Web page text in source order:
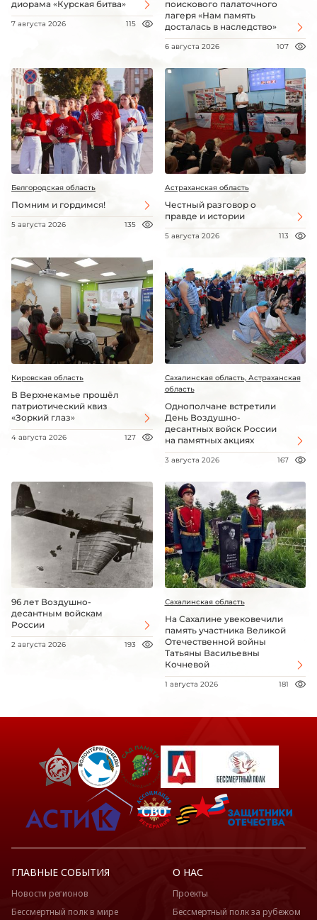
диорама «Курская битва»
7 августа 2026 115
поискового палаточного
лагеря «Нам память
досталась в наследство»
6 августа 2026 107
Белгородская область
Помним и гордимся!
5 августа 2026 135
Астраханская область
Честный разговор о
правде и истории
5 августа 2026 113
Кировская область
В Верхнекамье прошёл
патриотический квиз
«Зоркий глаз»
4 августа 2026 127
Сахалинская область, Астраханская
область
Однополчане встретили
День Воздушно-
десантных войск России
на памятных акциях
3 августа 2026 167
96 лет Воздушно-
десантным войскам
России
2 августа 2026 193
Сахалинская область
На Сахалине увековечили
память участника Великой
Отечественной войны
Татьяны Васильевны
Кочневой
1 августа 2026 181
ГЛАВНЫЕ СОБЫТИЯ
Новости регионов
Бессмертный полк в мире
О НАС
Проекты
Бессмертный полк за рубежом